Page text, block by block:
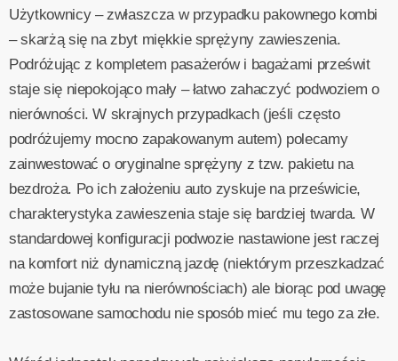
Użytkownicy – zwłaszcza w przypadku pakownego kombi
– skarżą się na zbyt miękkie sprężyny zawieszenia.
Podróżując z kompletem pasażerów i bagażami prześwit
staje się niepokojąco mały – łatwo zahaczyć podwoziem o
nierówności. W skrajnych przypadkach (jeśli często
podróżujemy mocno zapakowanym autem) polecamy
zainwestować o oryginalne sprężyny z tzw. pakietu na
bezdroża. Po ich założeniu auto zyskuje na prześwicie,
charakterystyka zawieszenia staje się bardziej twarda. W
standardowej konfiguracji podwozie nastawione jest raczej
na komfort niż dynamiczną jazdę (niektórym przeszkadzać
może bujanie tyłu na nierównościach) ale biorąc pod uwagę
zastosowane samochodu nie sposób mieć mu tego za złe.